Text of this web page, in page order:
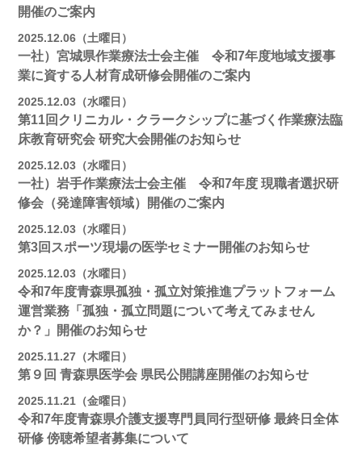
開催のご案内
2025.12.06（土曜日）
一社）宮城県作業療法士会主催 令和7年度地域支援事
業に資する人材育成研修会開催のご案内
2025.12.03（水曜日）
第11回クリニカル・クラークシップに基づく作業療法臨
床教育研究会 研究大会開催のお知らせ
2025.12.03（水曜日）
一社）岩手作業療法士会主催 令和7年度 現職者選択研
修会（発達障害領域）開催のご案内
2025.12.03（水曜日）
第3回スポーツ現場の医学セミナー開催のお知らせ
2025.12.03（水曜日）
令和7年度青森県孤独・孤立対策推進プラットフォーム
運営業務「孤独・孤立問題について考えてみません
か？」開催のお知らせ
2025.11.27（木曜日）
第９回 青森県医学会 県民公開講座開催のお知らせ
2025.11.21（金曜日）
令和7年度青森県介護支援専門員同行型研修 最終日全体
研修 傍聴希望者募集について